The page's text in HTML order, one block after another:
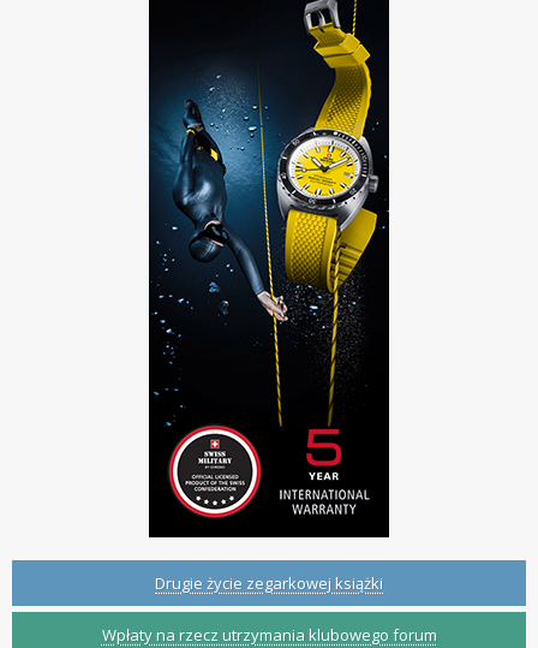
Drugie życie zegarkowej książki
Wpłaty na rzecz utrzymania klubowego forum